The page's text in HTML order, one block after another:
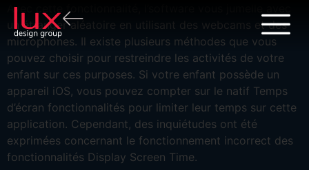
Avec cette fonctionnalité, l’software vous jumelle avec
un étranger aléatoire en utilisant des webcams et des
microphones. Il existe plusieurs méthodes que vous
pouvez choisir pour restreindre les activités de votre
enfant sur ces purposes. Si votre enfant possède un
appareil iOS, vous pouvez compter sur le natif Temps
d’écran fonctionnalités pour limiter leur temps sur cette
application. Cependant, des inquiétudes ont été
exprimées concernant le fonctionnement incorrect des
fonctionnalités Display Screen Time.